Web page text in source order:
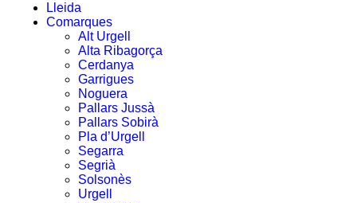
Lleida
Comarques
Alt Urgell
Alta Ribagorça
Cerdanya
Garrigues
Noguera
Pallars Jussà
Pallars Sobirà
Pla d’Urgell
Segarra
Segrià
Solsonès
Urgell